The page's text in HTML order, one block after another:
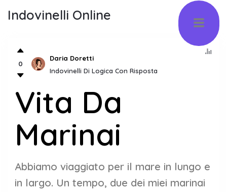
Indovinelli Online
0
Daria Doretti
Indovinelli Di Logica Con Risposta
Vita Da
Marinai
Abbiamo viaggiato per il mare in lungo e
in largo. Un tempo, due dei miei marinai